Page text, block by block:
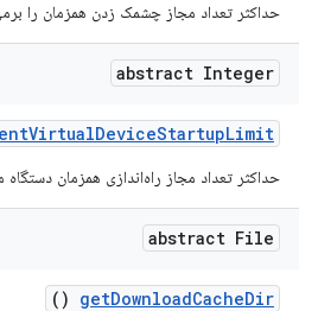
حداکثر تعداد مجاز چشمک زدن همزمان را
abstract Integer
VirtualDeviceStartupLimit
حداکثر تعداد مجاز راه‌اندازی همزمان
abstract File
getDownloadCacheDir
()